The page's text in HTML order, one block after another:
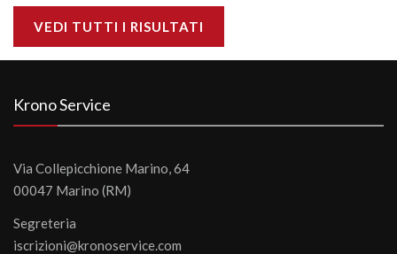
VEDI TUTTI I RISULTATI
Krono Service
Via Collepicchione Marino, 64
00047 Marino (RM)
Segreteria
iscrizioni@kronoservice.com